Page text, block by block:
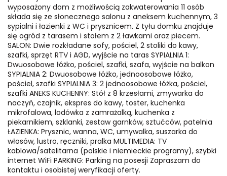
wyposażony dom z możliwością zakwaterowania 11 osób
składa się ze słonecznego salonu z aneksem kuchennym, 3
sypialni i łazienki z WC i prysznicem. Z tyłu domku znajduje
się ogród z tarasem i stołem z 2 ławkami oraz piecem.
SALON: Dwie rozkładane sofy, pościel, 2 stoliki do kawy,
szafki, sprzęt RTV i AGD, wyjście na taras SYPIALNIA 1:
Dwuosobowe łóżko, pościel, szafki, szafa, wyjście na balkon
SYPIALNIA 2: Dwuosobowe łóżko, jednoosobowe łóżko,
pościel, szafki SYPIALNIA 3: 2 jednoosobowe łóżka, pościel,
szafki ANEKS KUCHENNY: Stół z 8 krzesłami, zmywarka do
naczyń, czajnik, ekspres do kawy, toster, kuchenka
mikrofalowa, lodówka z zamrażalką, kuchenka z
piekarnikiem, szklanki, zestaw garnków, sztućców, patelnia
ŁAZIENKA: Prysznic, wanna, WC, umywalka, suszarka do
włosów, lustro, ręczniki, pralka MULTIMEDIA: TV
kablowa/satelitarna (polskie i niemieckie programy), szybki
internet WiFi PARKING: Parking na posesji Zapraszam do
kontaktu i osobistej weryfikacji oferty.